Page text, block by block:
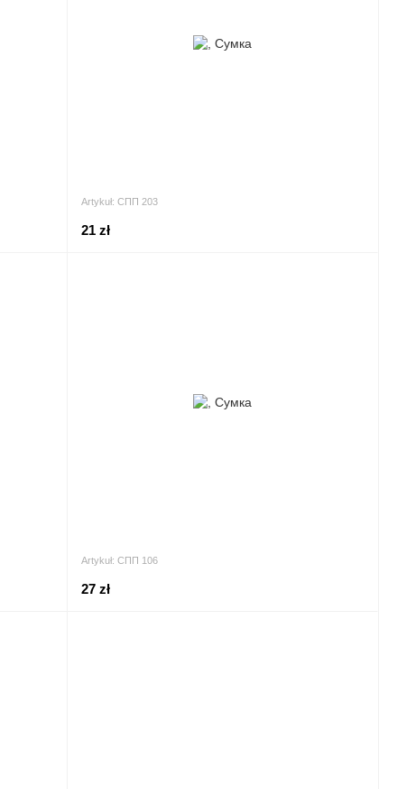
Artykuł: СПП 203
21 zł
Artykuł: СПП 106
27 zł